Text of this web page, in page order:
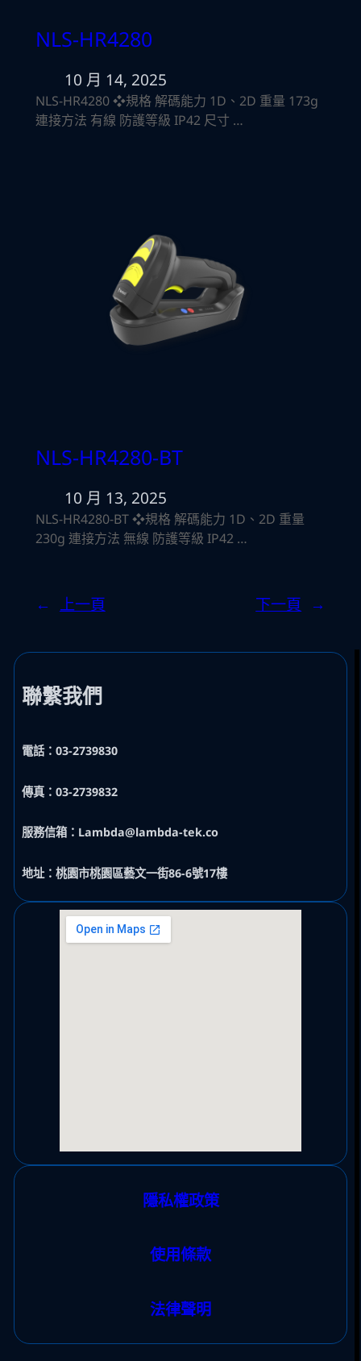
NLS-HR4280
10 月 14, 2025
NLS-HR4280 ❖規格 解碼能力 1D、2D 重量 173g
連接方法 有線 防護等級 IP42 尺寸 …
NLS-HR4280-BT
10 月 13, 2025
NLS-HR4280-BT ❖規格 解碼能力 1D、2D 重量
230g 連接方法 無線 防護等級 IP42 …
← 上一頁 下一頁 →
聯繫我們
電話：03-2739830
傳真：03-2739832
服務信箱：Lambda@lambda-tek.co
地址：桃園市桃園區藝文一街86-6號17樓
隱私權政策
使用條款
法律聲明